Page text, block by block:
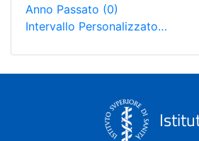
Anno Passato (0)
Intervallo Personalizzato…